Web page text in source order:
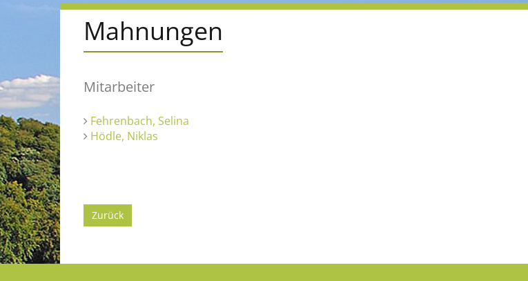
Mahnungen
Mitarbeiter
Fehrenbach, Selina
Hödle, Niklas
Zurück